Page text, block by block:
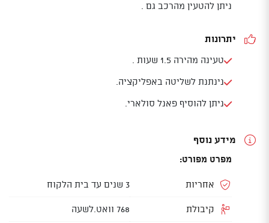
ניתן להטעין מהרכב גם .
יתרונות
טעינה מהירה 1.5 שעות .
נינתנת לשליטה באפליקציה.
ניתן להוסיף פאנל סולארי.
מידע נוסף
מפרט מפורט:
אחריות 3 שנים עד בית הלקוח
קיבולת 768 וואט.לשעה